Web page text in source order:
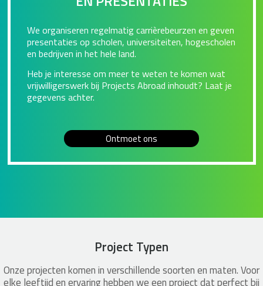
We organiseren regelmatig carrièrebeurzen en geven
presentaties op scholen, universiteiten, hogescholen
en bedrijven in het hele land.
Heb je interesse om meer te weten te komen wat
vrijwilligerswerk bij Projects Abroad inhoudt? Laat je
gegevens achter.
Ontmoet ons
Project Typen
Onze projecten komen in verschillende soorten en maten. Voor
elke leeftijd en ervaring hebben we een project dat perfect bij